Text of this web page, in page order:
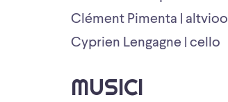
Clément Pimenta | altviool
Cyprien Lengagne | cello
MUSICI